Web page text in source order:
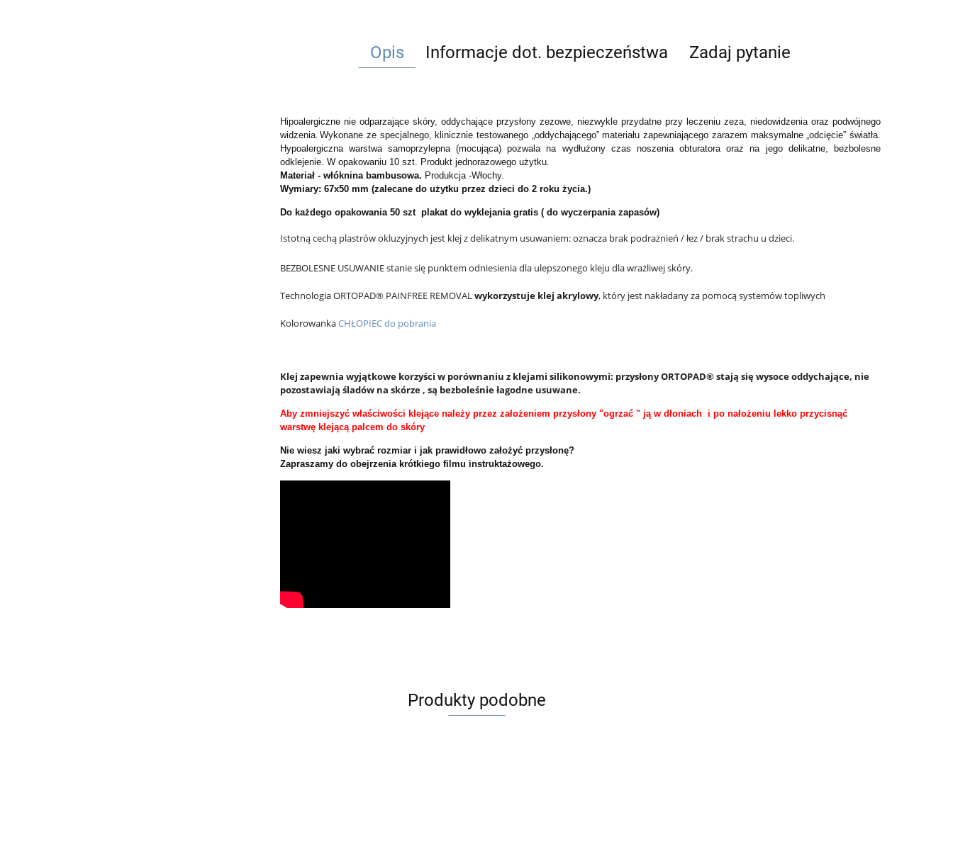
Opis Informacje dot. bezpieczeństwa Zadaj pytanie
Hipoalergiczne nie odparzające skóry, oddychające przysłony zezowe, niezwykle przydatne przy leczeniu zeza, niedowidzenia oraz podwójnego
widzenia.Wykonane ze specjalnego, klinicznie testowanego „oddychającego” materiału zapewniającego zarazem maksymalne „odcięcie” światła.
Hypoalergiczna warstwa samoprzylepna (mocująca) pozwala na wydłużony czas noszenia obturatora oraz na jego delikatne, bezbolesne
odklejenie. W opakowaniu 10 szt. Produkt jednorazowego użytku.
Materiał - włóknina bambusowa. Produkcja -Włochy.
Wymiary: 67x50 mm (zalecane do użytku przez dzieci do 2 roku życia.)
Do każdego opakowania 50 szt plakat do wyklejania gratis ( do wyczerpania zapasów)
Istotną cechą plastrów okluzyjnych jest klej z delikatnym usuwaniem: oznacza brak podrażnień / łez / brak strachu u dzieci.
BEZBOLESNE USUWANIE stanie się punktem odniesienia dla ulepszonego kleju dla wrażliwej skóry.
Technologia ORTOPAD® PAINFREE REMOVALwykorzystuje klej akrylowy, który jest nakładany za pomocą systemów topliwych
KolorowankaCHŁOPIEC do pobrania
Klej zapewnia wyjątkowe korzyści w porównaniu z klejami silikonowymi: przysłony ORTOPAD® stają się wysoce oddychające, nie
pozostawiają śladów na skórze , są bezboleśnie łagodne usuwane.
Aby zmniejszyć właściwości klejące należy przez założeniem przysłony "ogrzać " ją w dłoniach i po nałożeniu lekko przycisnąć
warstwę klejącą palcem do skóry
Nie wiesz jaki wybrać rozmiar i jak prawidłowo założyć przysłonę?
Zapraszamy do obejrzenia krótkiego filmu instruktażowego.
Produkty podobne